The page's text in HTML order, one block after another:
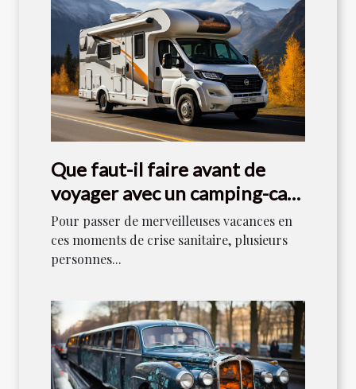
Que faut-il faire avant de
voyager avec un camping-car
en 2021 ?
Pour passer de merveilleuses vacances en
ces moments de crise sanitaire, plusieurs
personnes...